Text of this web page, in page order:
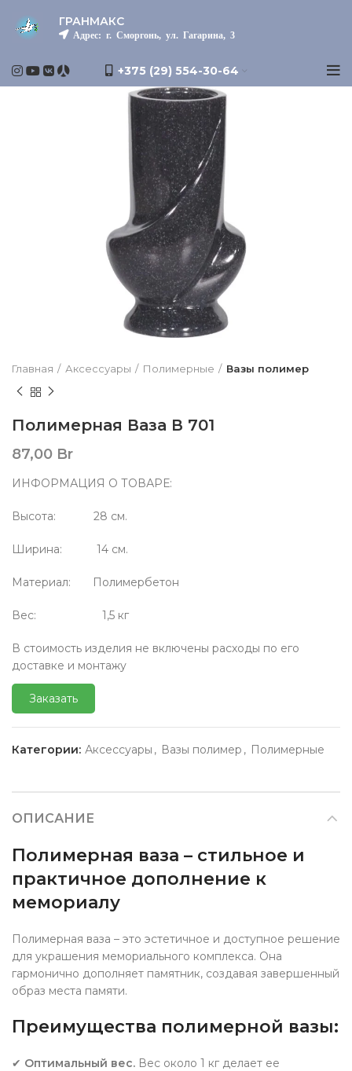
ГРАНМАКС
Адрес: г. Сморгонь, ул. Гагарина, 3
+375 (29) 554-30-64
Главная Аксессуары Полимерные Вазы полимер
Полимерная Ваза В 701
87,00 Br
ИНФОРМАЦИЯ О ТОВАРЕ:
Высота: 28 см.
Ширина: 14 см.
Материал: Полимербетон
Вес: 1,5 кг
В стоимость изделия не включены расходы по его
доставке и монтажу
Заказать
Категории: Аксессуары , Вазы полимер , Полимерные
ОПИСАНИЕ
Полимерная ваза – стильное и
практичное дополнение к
мемориалу
Полимерная ваза – это эстетичное и доступное решение
для украшения мемориального комплекса. Она
гармонично дополняет памятник, создавая завершенный
образ места памяти.
Преимущества полимерной вазы:
✔ Оптимальный вес. Вес около 1 кг делает ее